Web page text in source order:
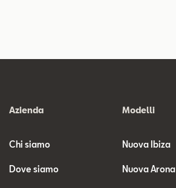
Azienda
Chi siamo
Dove siamo
Modelli
Nuova Ibiza
Nuova Arona